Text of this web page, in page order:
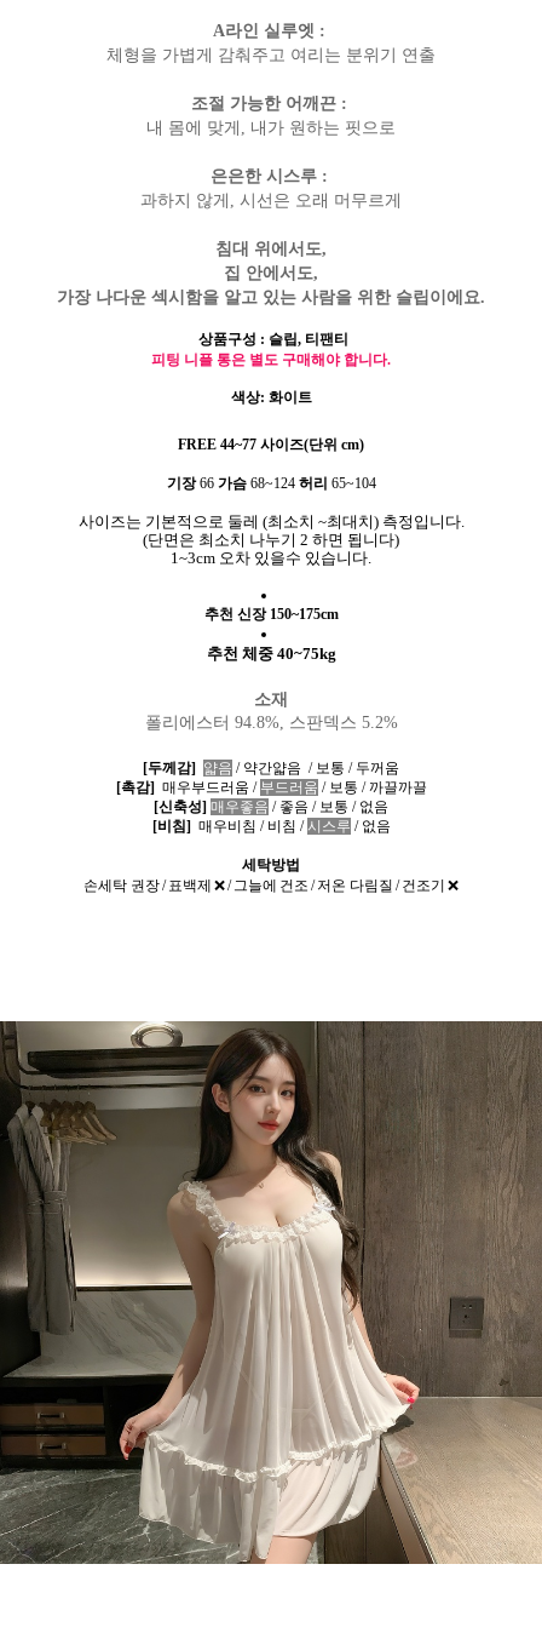
A라인 실루엣 :
체형을 가볍게 감춰주고 여리는 분위기 연출
조절 가능한 어깨끈 :
내 몸에 맞게, 내가 원하는 핏으로
은은한 시스루 :
과하지 않게, 시선은 오래 머무르게
침대 위에서도,
집 안에서도,
가장 나다운 섹시함을 알고 있는 사람을 위한 슬립이에요.
상품구성 : 슬립, 티팬티
피팅 니플 통은 별도 구매해야 합니다.
색상: 화이트
FREE 44~77 사이즈(단위 cm)
기장66 가슴68~124 허리 65~104
사이즈는 기본적으로 둘레 (최소치 ~최대치) 측정입니다.
(단면은 최소치 나누기 2 하면 됩니다)
1~3cm 오차 있을수 있습니다.
추천 신장 150~175cm
추천 체중 40~75kg
소재
폴리에스터 94.8%, 스판덱스 5.2%
[두께감] 얇음 / 약간얇음 / 보통 / 두꺼움
[촉감] 매우부드러움 / 부드러움 / 보통 / 까끌까끌
[신축성] 매우좋음 / 좋음 / 보통 / 없음
[비침]매우비침 / 비침 / 시스루 / 없음
세탁방법
손세탁 권장 / 표백제 ❌ / 그늘에 건조 / 저온 다림질 / 건조기 ❌